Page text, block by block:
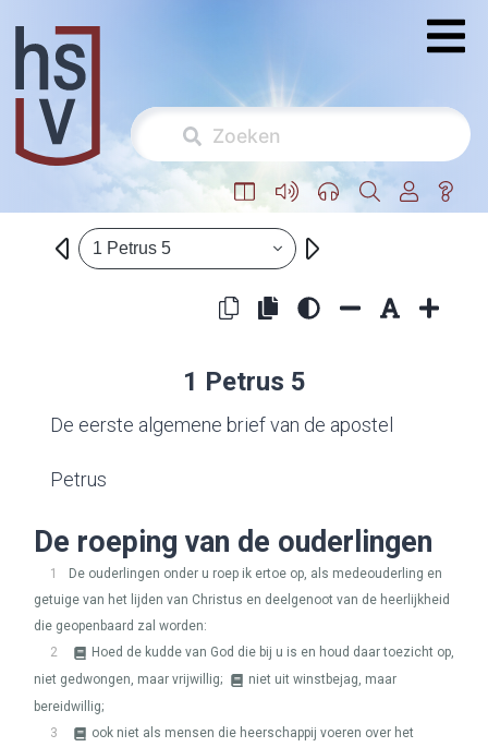
1 Petrus 5
1 Petrus 5
De eerste algemene brief van de apostel
Petrus
De roeping van de ouderlingen
1
De ouderlingen onder u roep ik ertoe op, als medeouderling en
getuige van het lijden van Christus en deelgenoot van de heerlijkheid
die geopenbaard zal worden:
2
Hoed de kudde van God die bij u is en houd daar toezicht op,
niet gedwongen, maar vrijwillig;
niet uit winstbejag, maar
bereidwillig;
3
ook niet als mensen die heerschappij voeren over het